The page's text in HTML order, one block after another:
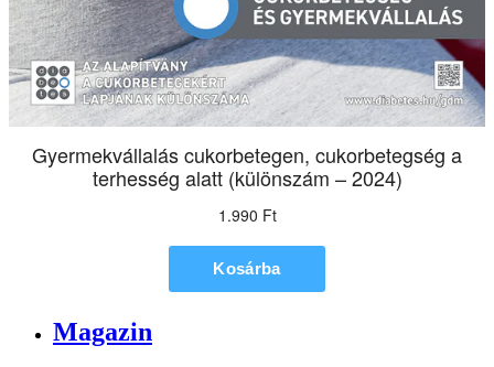
Magazin